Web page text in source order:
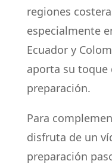
regiones
especialmente
Ecuador y
aporta su
preparación.
Para
disfruta de un
preparación